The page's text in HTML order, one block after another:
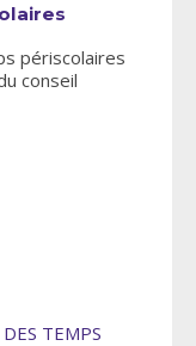
périscolaires
conseil
TEMPS